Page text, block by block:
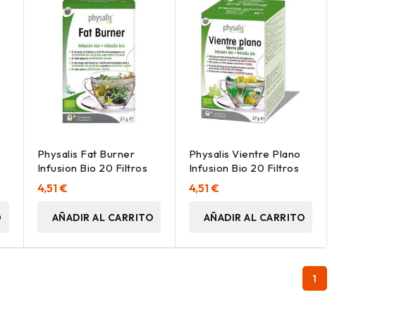
Physalis Fat Burner
Infusion Bio 20 Filtros
4,51 €
AÑADIR AL CARRITO
Physalis Vientre Plano
Infusion Bio 20 Filtros
4,51 €
AÑADIR AL CARRITO
1